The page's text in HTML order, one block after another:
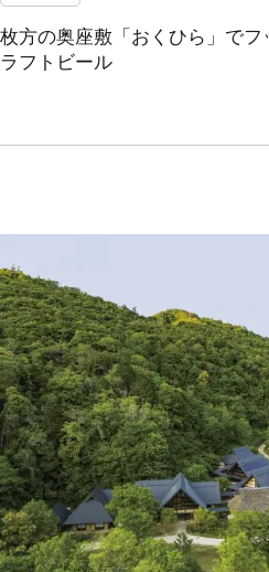
枚方の奥座敷「おくひら」でフ
ラフトビール